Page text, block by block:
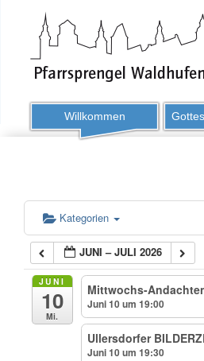
Willkommen
Kategorien
JUNI – JULI 2026
JUNI
10
Mi.
Mittwochs-
Juni 10 um 19:00
Ullersdorfer
Juni 10 um 19:30